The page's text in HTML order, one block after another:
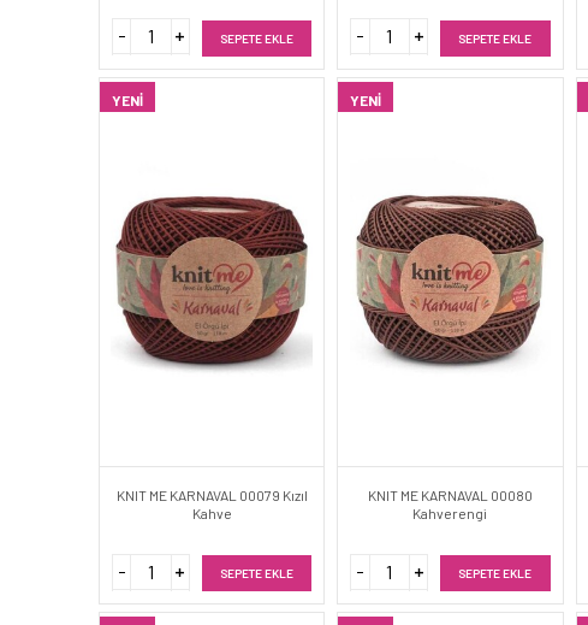
SEPETE EKLE SEPETE EKLE
YENI
KNIT ME KARNAVAL 00079 Kızıl
Kahve
SEPETE EKLE
YENI
KNIT ME KARNAVAL 00080
Kahverengi
SEPETE EKLE